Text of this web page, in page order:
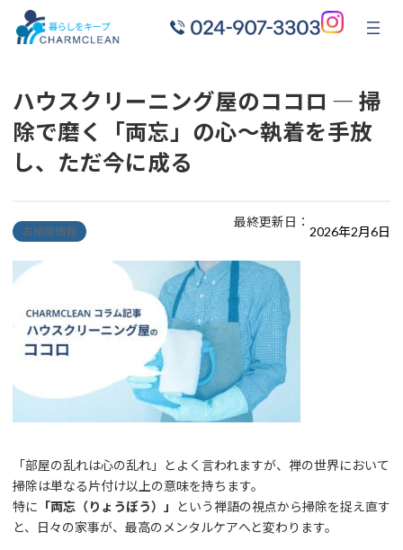
ハウスクリーニング屋のココロ ― 掃
除で磨く「両忘」の心～執着を手放
し、ただ今に成る
お掃除情報
最終更新日：
2026年2月6日
「部屋の乱れは心の乱れ」とよく言われますが、禅の世界において
掃除は単なる片付け以上の意味を持ちます。
特に 「両忘（りょうぼう）」
という禅語の視点から掃除を捉え直す
と、日々の家事が、最高のメンタルケアへと変わります。